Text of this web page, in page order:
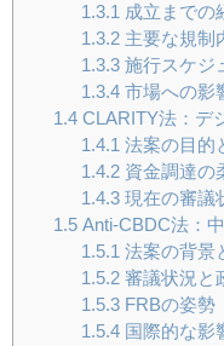
1.3.1
成立までの
1.3.2主要な規制
1.3.3施行スケジ
1.3.4市場への影
1.4CLARITY法：デ
1.4.1 法案の目的
1.4.2資金調達の
1.4.3現在の審議
1.5Anti-CBDC法：
1.5.1 法案の背景
1.5.2審議状況と
1.5.3FRBの姿勢
1.5.4国際的な影